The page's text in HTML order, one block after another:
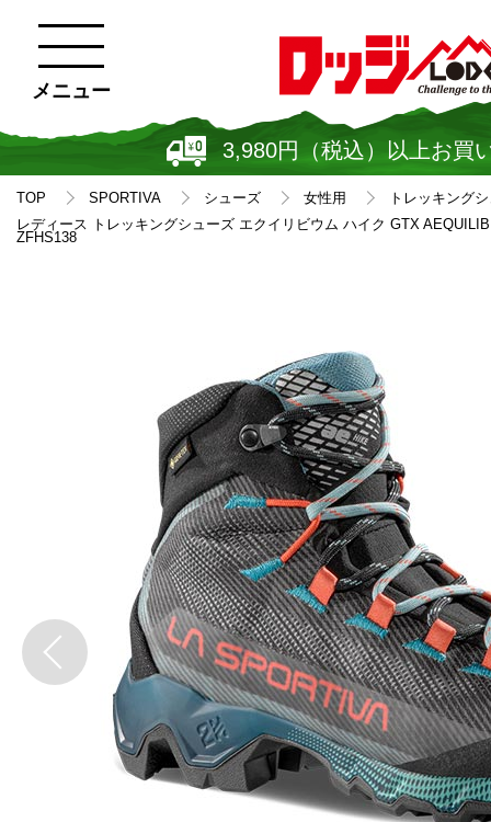
3,980円（税込）以上お買
メニュー
TOP SPORTIVA シューズ 女性用
トレッキング
レディース トレッキングシューズ エクイリビウム ハイク GTX
ZFHS138